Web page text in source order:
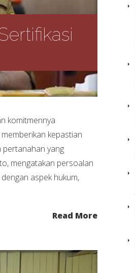
komitmennya
kepastian
pertanahan yang
mengatakan persoalan
aspek hukum,
Read More